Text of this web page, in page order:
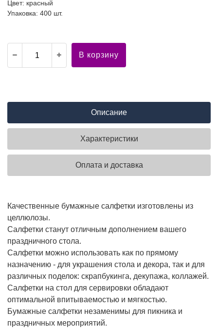
Цвет: красный
Упаковка: 400 шт.
В корзину
Описание
Характеристики
Оплата и доставка
Качественные бумажные салфетки изготовлены из
целлюлозы.
Салфетки станут отличным дополнением вашего
праздничного стола.
Салфетки можно использовать как по прямому
назначению - для украшения стола и декора, так и для
различных поделок: скрапбукинга, декупажа, коллажей.
Салфетки на стол для сервировки обладают
оптимальной впитываемостью и мягкостью.
Бумажные салфетки незаменимы для пикника и
праздничных мероприятий.